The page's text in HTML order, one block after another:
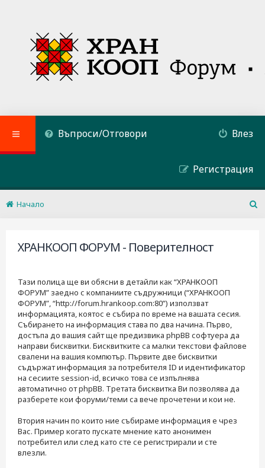
Въпроси/Отговори Влез
Регистрация
Начало
ХРАНКООП ФОРУМ - Поверителност
Тази полица ще ви обясни в детайли как “ХРАНКООП
ФОРУМ” заедно с компаниите съдружници (“ХРАНКООП
ФОРУМ”, “http://forum.hrankoop.com:80”) използват
информацията, коятос е събира по време на вашата сесия.
Събирането на информация става по два начина. Първо,
достъпа до вашия сайт ще предизвика phpBB софтуера да
направи бисквитки. Бисквитките са малки текстови файлове
свалени на вашия компютър. Първите две бисквитки
съдържат информация за потребителя ID и идентификатор
на сесиите session-id, всичко това се изпълнява
автоматично от phpBB. Третата бисквитка Ви позволява да
разберете кои форуми/теми са вече прочетени и кои не.
Втория начин по които ние събираме информация е чрез
Вас. Пример когато пускате мнение като анонимен
потребител или след като сте се регистрирали и сте
влезли.